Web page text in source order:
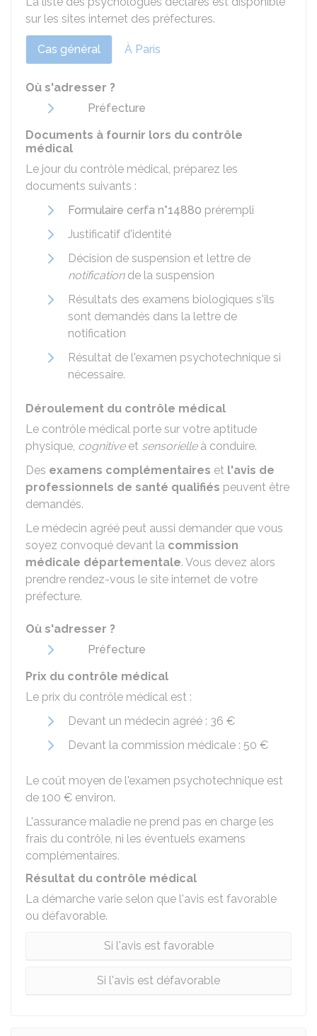
sur les sites internet des préfectures.
Cas général À Paris
Où s'adresser ?
Préfecture
Documents à fournir lors du contrôle
médical
Le jour du contrôle médical, préparez les
documents suivants :
Formulaire cerfa n°14880 prérempli
Justificatif d'identité
Décision de suspension et lettre de
notificationde la suspension
Résultats des examens biologiques s'ils
sont demandés dans la lettre de
notification
Résultat de l'examen psychotechnique si
nécessaire.
Déroulement du contrôle médical
Le contrôle médical porte sur votre aptitude
physique, cognitiveet sensorielleà conduire.
Des examens complémentaires et l'avis de
professionnels de santé qualifiés peuvent être
demandés.
Le médecin agréé peut aussi demander que vous
soyez convoqué devant la commission
médicale départementale. Vous devez alors
prendre rendez-vous le site internet de votre
préfecture.
Où s'adresser ?
Préfecture
Prix du contrôle médical
Le prix du contrôle médical est :
Devant un médecin agréé : 36 €
Devant la commission médicale : 50 €
Le coût moyen de l'examen psychotechnique est
de 100 € environ.
L'assurance maladie ne prend pas en charge les
frais du contrôle, ni les éventuels examens
complémentaires.
Résultat du contrôle médical
La démarche varie selon que l'avis est favorable
ou défavorable.
Si l'avis est favorable
Si l'avis est défavorable